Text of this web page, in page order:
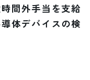
間外手当を支給
体デバイスの検